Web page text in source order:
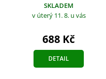
SKLADEM
v úterý 11. 8. u vás
688 Kč
DETAIL